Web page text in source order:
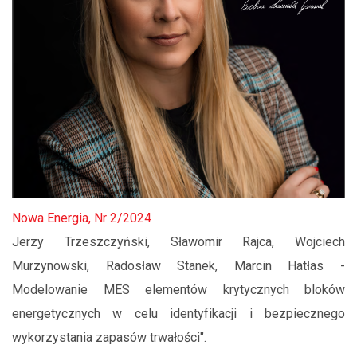
Nowa Energia, Nr 2/2024
Jerzy Trzeszczyński, Sławomir Rajca, Wojciech
Murzynowski, Radosław Stanek, Marcin Hatłas -
Modelowanie MES elementów krytycznych bloków
energetycznych w celu identyfikacji i bezpiecznego
wykorzystania zapasów trwałości".